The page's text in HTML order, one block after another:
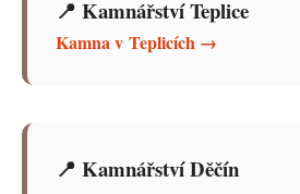
📍 Kamnářství Teplice
Kamna v Teplicích →
📍 Kamnářství Děčín